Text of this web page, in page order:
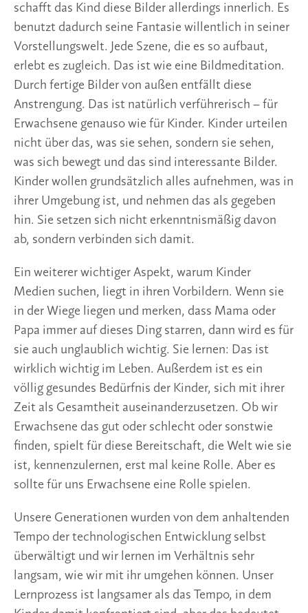
schafft das Kind diese Bilder allerdings innerlich. Es
benutzt dadurch seine Fantasie willentlich in seiner
Vorstellungswelt. Jede Szene, die es so aufbaut,
erlebt es zugleich. Das ist wie eine Bildmeditation.
Durch fertige Bilder von außen entfällt diese
Anstrengung. Das ist natürlich verführerisch – für
Erwachsene genauso wie für Kinder. Kinder urteilen
nicht über das, was sie sehen, sondern sie sehen,
was sich bewegt und das sind interessante Bilder.
Kinder wollen grundsätzlich alles aufnehmen, was in
ihrer Umgebung ist, und nehmen das als gegeben
hin. Sie setzen sich nicht erkenntnismäßig davon
ab, sondern verbinden sich damit.
Ein weiterer wichtiger Aspekt, warum Kinder
Medien suchen, liegt in ihren Vorbildern. Wenn sie
in der Wiege liegen und merken, dass Mama oder
Papa immer auf dieses Ding starren, dann wird es für
sie auch unglaublich wichtig. Sie lernen: Das ist
wirklich wichtig im Leben. Außerdem ist es ein
völlig gesundes Bedürfnis der Kinder, sich mit ihrer
Zeit als Gesamtheit auseinanderzusetzen. Ob wir
Erwachsene das gut oder schlecht oder sonstwie
finden, spielt für diese Bereitschaft, die Welt wie sie
ist, kennenzulernen, erst mal keine Rolle. Aber es
sollte für uns Erwachsene eine Rolle spielen.
Unsere Generationen wurden von dem anhaltenden
Tempo der technologischen Entwicklung selbst
überwältigt und wir lernen im Verhältnis sehr
langsam, wie wir mit ihr umgehen können. Unser
Lernprozess ist langsamer als das Tempo, in dem